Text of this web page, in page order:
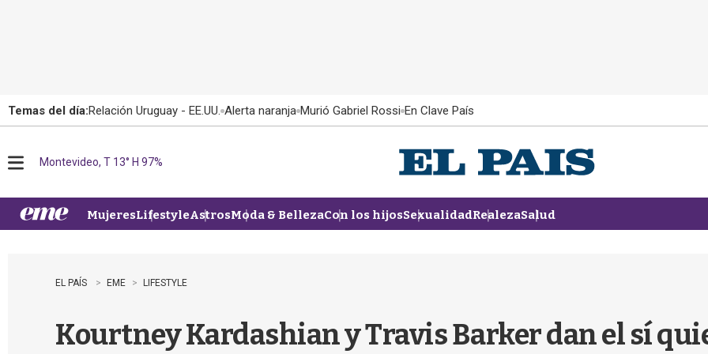
Temas del día:Relación Uruguay - EE.UU. Alerta naranja Murió Gabriel Rossi En Clave País
u
Montevideo, T 13° H 97%
MujeresLifestyleAstrosModa & BellezaCon los hijosSexualidadRealezaSalud
EL PAÍS EME LIFESTYLE
Kourtney Kardashian y Travis Barker dan el sí